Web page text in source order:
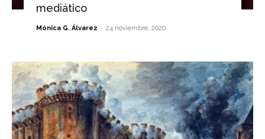
mediático
Mónica G. Álvarez - 24 noviembre, 2020